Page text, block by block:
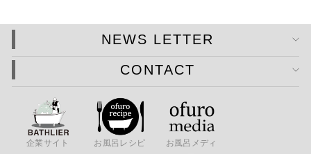
NEWS LETTER
CONTACT
企業サイト お風呂レシピ
お風呂メディ